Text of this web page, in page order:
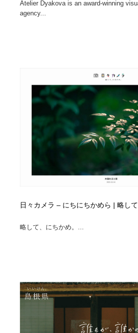
Atelier Dyakova is an award-winning
agency...
日々カメラ – にちにちかめら | 略して
略して、にちかめ。...